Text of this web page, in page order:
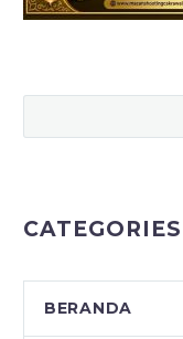
CATEGORIES
BERANDA